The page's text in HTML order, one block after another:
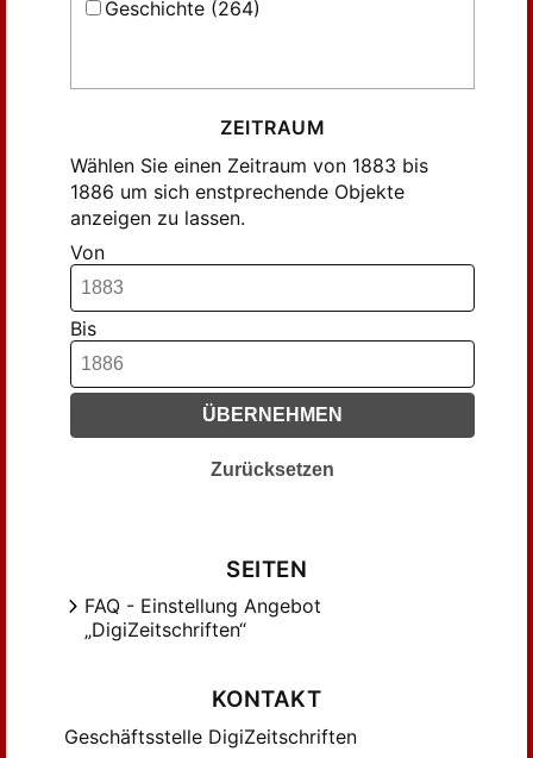
Geschichte (264)
ZEITRAUM
Wählen Sie einen Zeitraum von 1883 bis
1886 um sich enstprechende Objekte
anzeigen zu lassen.
Von
Bis
ÜBERNEHMEN
Zurücksetzen
SEITEN
FAQ - Einstellung Angebot
„DigiZeitschriften“
KONTAKT
Geschäftsstelle DigiZeitschriften